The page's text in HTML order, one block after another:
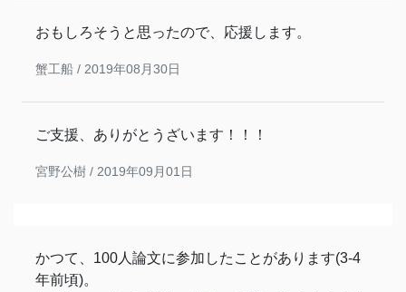
おもしろそうと思ったので、応援します。
蟹工船 / 2019年08月30日
ご支援、ありがとうざいます！！！
宮野公樹 / 2019年09月01日
かつて、100人論文に参加したことがあります(3-4
年前頃)。